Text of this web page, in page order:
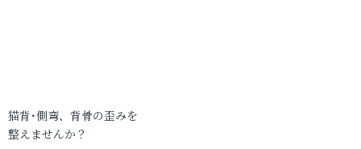
猫背･側弯、背骨の歪みを
整えませんか？